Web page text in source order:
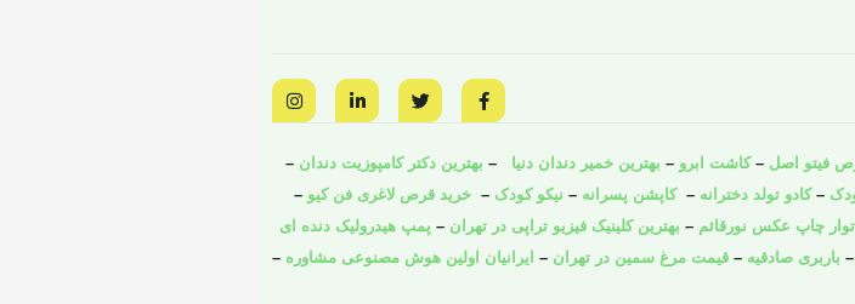
F
a
c
b
o
o
-
w
i
t
e
r
L
i
n
e
i
n
-
i
n
I
n
s
a
r
a
m
فیتو اصل –کاشت ابرو – بهترین خمیر دندان دنیا – بهترین دکتر کامپوزیت دندان –
–کادو تولد دخترانه –کاپشن پسرانه – نیکو کودک – خرید قرص لاغری فن کیو –
چاپ عکس نورقائم – بهترین کلینیک فیزیو تراپی در تهران – پمپ هیدرولیک دنده ای
– باربری صادقیه – قیمت مرغ سمین در تهران – ایرانیان اولین هوش مصنوعی مشاوره –